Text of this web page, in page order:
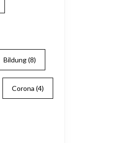
Bildung(8)
Corona (4)